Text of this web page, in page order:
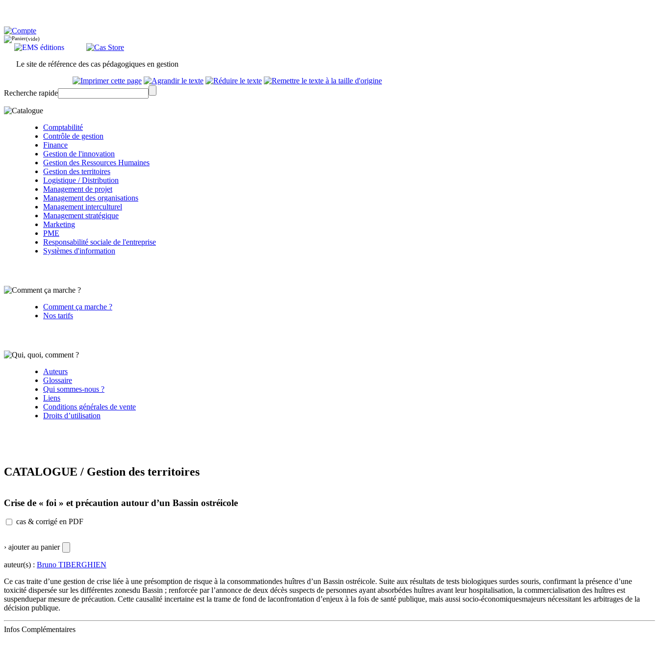
(vide)
Le site de référence des cas pédagogiques en gestion
Recherche rapide
Comptabilité
Contrôle de gestion
Finance
Gestion de l'innovation
Gestion des Ressources Humaines
Gestion des territoires
Logistique / Distribution
Management de projet
Management des organisations
Management interculturel
Management stratégique
Marketing
PME
Responsabilité sociale de l'entreprise
Systèmes d'information
Comment ça marche ?
Nos tarifs
Auteurs
Glossaire
Qui sommes-nous ?
Liens
Conditions générales de vente
Droits d’utilisation
CATALOGUE / Gestion des territoires
Crise de « foi » et précaution autour d’un Bassin ostréicole
cas & corrigé en PDF
› ajouter au panier
auteur(s) : Bruno TIBERGHIEN
Ce cas traite d’une gestion de crise liée à une présomption de risque à la consommationdes huîtres d’un Bassin ostréicole. Suite aux résultats de tests biologiques surdes souris, confirmant la présence d’une
toxicité dispersée sur les différentes zonesdu Bassin ; renforcée par l’annonce de deux décès suspects de personnes ayant absorbédes huîtres avant leur hospitalisation, la commercialisation des huîtres est
suspenduepar mesure de précaution. Cette causalité incertaine est la trame de fond de laconfrontation d’enjeux à la fois de santé publique, mais aussi socio-économiquesmajeurs nécessitant les arbitrages de la
décision publique.
Infos Complémentaires